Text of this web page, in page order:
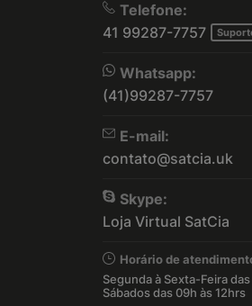
Telefone:
41 99287-7757
Whatsapp:
(41)99287-7757
E-mail:
contato@satcia.uk
Skype:
Loja Virtual SatCia
Horário de
Segunda à Sexta-Feira
Sábados das 09h às 12hrs